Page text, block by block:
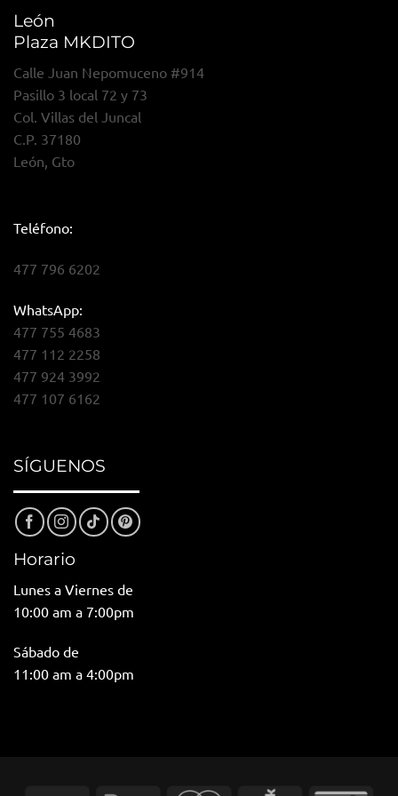
León
Plaza MKDITO
Calle Juan Nepomuceno #914
Pasillo 3 local 72 y 73
Col. Villas del Juncal
C.P. 37180
León, Gto
Teléfono:
477 796 6202
WhatsApp:
477 755 4683
477 112 2258
477 924 3992
477 107 6162
SÍGUENOS
Horario
Lunes a Viernes de
10:00 am a 7:00pm
Sábado de
11:00 am a 4:00pm